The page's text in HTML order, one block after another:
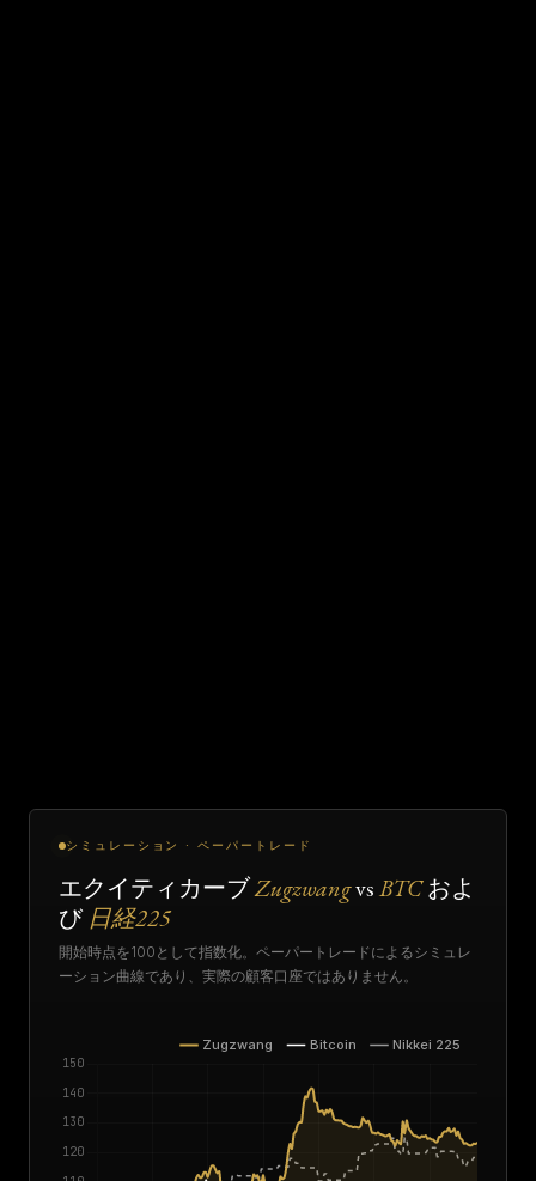
シミュレーション · ペーパートレード
エクイティカーブZugzwangvsBTCおよ
び 日経225
開始時点を100として指数化。ペーパートレードによるシミュレ
ーション曲線であり、実際の顧客口座ではありません。